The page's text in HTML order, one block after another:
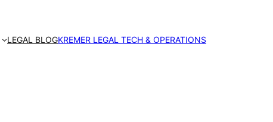
LEGAL BLOGKREMER LEGAL TECH & OPERATIONS